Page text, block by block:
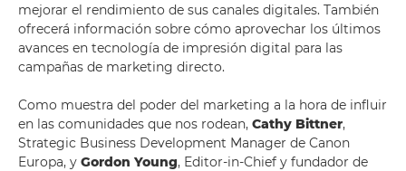
mejorar el rendimiento de sus canales digitales. También
ofrecerá información sobre cómo aprovechar los últimos
avances en tecnología de impresión digital para las
campañas de marketing directo.
Como muestra del poder del marketing a la hora de influir
en las comunidades que nos rodean, Cathy Bittner,
Strategic Business Development Manager de Canon
Europa, y Gordon Young, Editor-in-Chief y fundador de